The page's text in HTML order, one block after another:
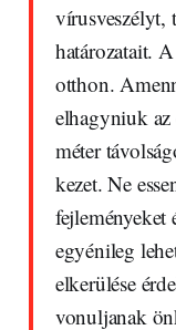
vírusveszélyt,
határozatait.
otthon.
elhagyniuk
méter
kezet. Ne
fejleményeket
egyénileg
elkerülése
vonuljanak